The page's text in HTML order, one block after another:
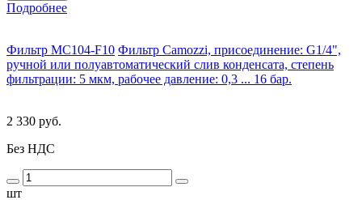
Подробнее
Фильтр MC104-F10 Фильтр Camozzi, присоединение: G1/4",
ручной или полуавтоматический слив конденсата, степень
фильтрации: 5 мкм, рабочее давление: 0,3 ... 16 бар.
2 330 руб.
Без НДС
шт